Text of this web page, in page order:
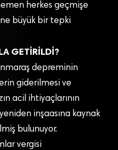
herkes geçmişe
büyük bir tepki
GETİRİLDİ?
depreminin
giderilmesi ve
acil ihtiyaçlarının
inşaasına kaynak
bulunuyor.
vergisi